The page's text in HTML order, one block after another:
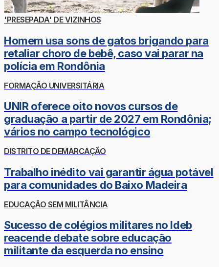
'PRESEPADA' DE VIZINHOS
Homem usa sons de gatos brigando para
retaliar choro de bebê, caso vai parar na
polícia em Rondônia
FORMAÇÃO UNIVERSITÁRIA
UNIR oferece oito novos cursos de
graduação a partir de 2027 em Rondônia;
vários no campo tecnológico
DISTRITO DE DEMARCAÇÃO
Trabalho inédito vai garantir água potável
para comunidades do Baixo Madeira
EDUCAÇÃO SEM MILITÂNCIA
Sucesso de colégios militares no Ideb
reacende debate sobre educação
militante da esquerda no ensino